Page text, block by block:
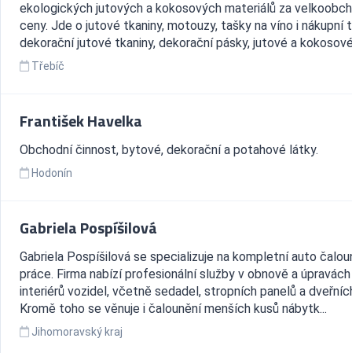
ekologických jutových a kokosových materiálů za
ceny. Jde o jutové tkaniny, motouzy, tašky na víno i nákupní
dekorační jutové tkaniny, dekorační pásky, jutové a
Třebíč
František Havelka
Obchodní činnost, bytové, dekorační a potahové látky.
Hodonín
Gabriela Pospíšilová
Gabriela Pospíšilová se specializuje na kompletní auto
práce. Firma nabízí profesionální služby v obnově a úpravách
interiérů vozidel, včetně sedadel, stropních panelů a
Kromě toho se věnuje i čalounění menších kusů nábytk...
Jihomoravský kraj